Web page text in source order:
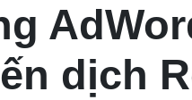
dịch